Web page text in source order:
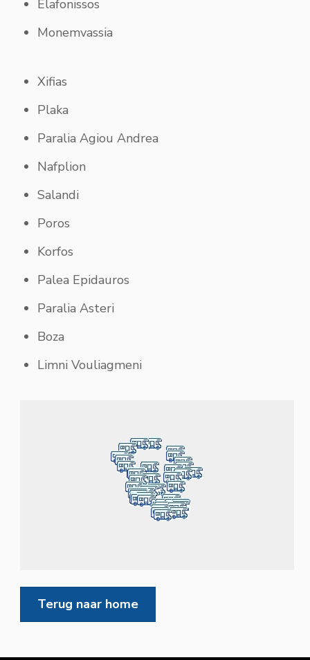
Elafonissos
Monemvassia
Xifias
Plaka
Paralia Agiou Andrea
Nafplion
Salandi
Poros
Korfos
Palea Epidauros
Paralia Asteri
Boza
Limni Vouliagmeni
Terug naar home